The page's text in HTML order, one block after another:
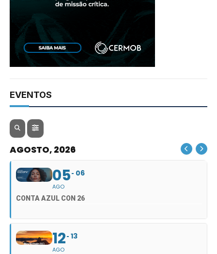
EVENTOS
AGOSTO, 2026
05
AGO
06
CONTA AZUL CON 26
12
AGO
13